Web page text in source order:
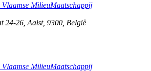
Vlaamse MilieuMaatschappij
24-26 Aalst, 9300 België
Vlaamse MilieuMaatschappij